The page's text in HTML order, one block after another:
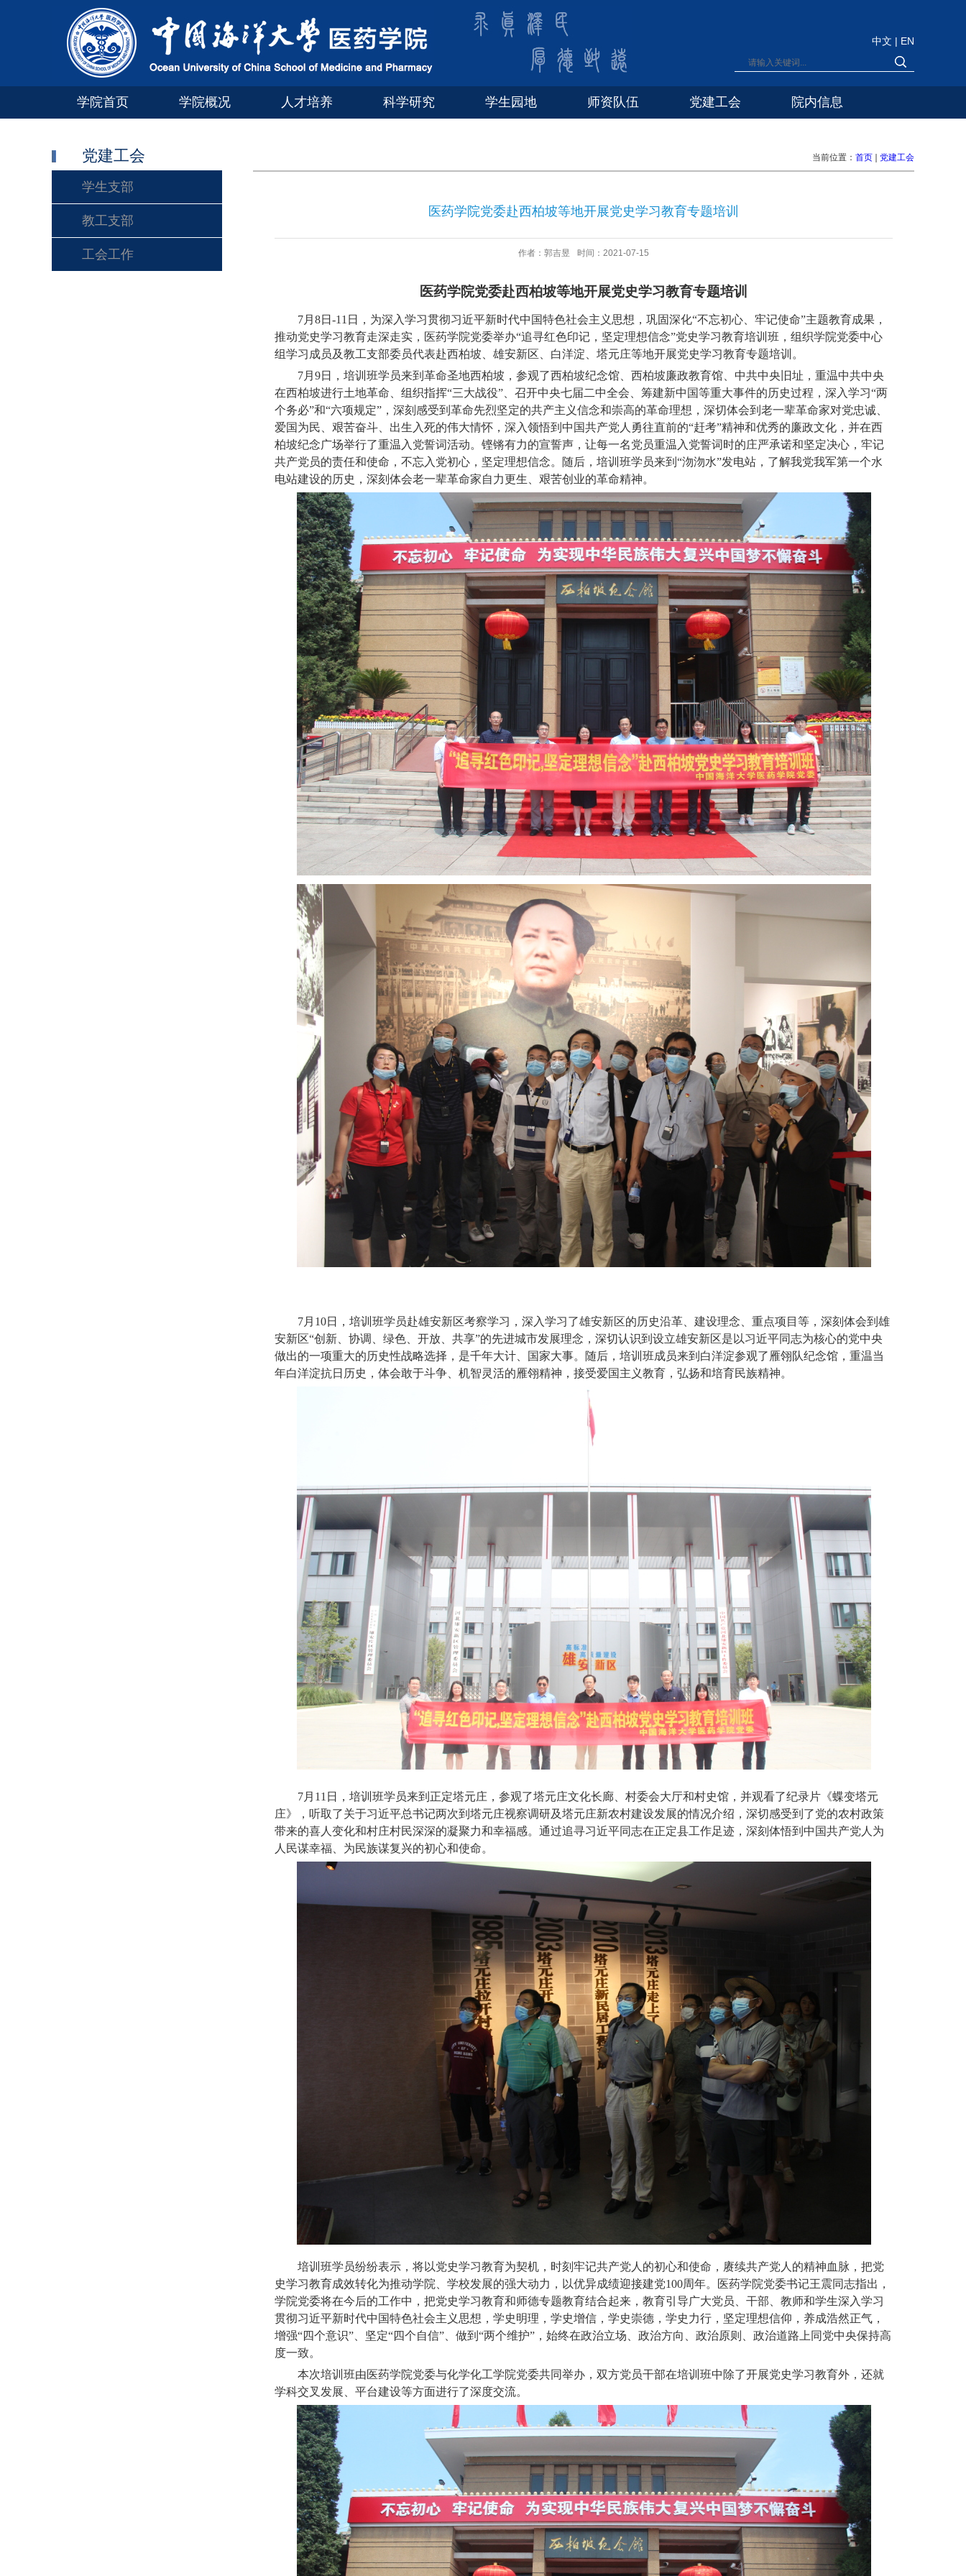
中文 | EN
学院首页 学院概况 人才培养 科学研究 学生园地 师资队伍 党建工会 院内信息
党建工会
学生支部
教工支部
工会工作
当前位置： 首页 党建工会
医药学院党委赴西柏坡等地开展党史学习教育专题培训
作者：郭吉昱 时间：2021-07-15
医药学院党委赴西柏坡等地开展党史学习教育专题培训
7月 8日 -11 日，为深入学习贯彻习近平新时代中国特色社会主义思想，巩固深化“不忘初心、牢记使命”主题教育成果，
推动党史学习教育走深走实，医药学院党委举办“追寻红色印记，坚定理想信念”党史学习教育培训班，组织学院党委中心
组学习成员及教工支部委员代表赴西柏坡、雄安新区、白洋淀、塔元庄等地开展党史学习教育专题培训。
7月 9日，培训班学员来到革命圣地西柏坡，参观了西柏坡纪念馆、西柏坡廉政教育馆、中共中央旧址，重温中共中央
在西柏坡进行土地革命、组织指挥“三大战役”、召开中央七届二中全会、筹建新中国等重大事件的历史过程，深入学习“两
个务必”和“六项规定”，深刻感受到革命先烈坚定的共产主义信念和崇高的革命理想，深切体会到老一辈革命家对党忠诚、
爱国为民、艰苦奋斗、出生入死的伟大情怀，深入领悟到中国共产党人勇往直前的“赶考”精神和优秀的廉政文化，并在西
柏坡纪念广场举行了重温入党誓词活动。铿锵有力的宣誓声，让每一名党员重温入党誓词时的庄严承诺和坚定决心，牢记
共产党员的责任和使命，不忘入党初心，坚定理想信念。随后，培训班学员来到“沕沕水”发电站，了解我党我军第一个水
电站建设的历史，深刻体会老一辈革命家自力更生、艰苦创业的革命精神。
7月 10日，培训班学员赴雄安新区考察学习，深入学习了雄安新区的历史沿革、建设理念、重点项目等，深刻体会到雄
安新区“创新、协调、绿色、开放、共享”的先进城市发展理念，深切认识到设立雄安新区是以习近平同志为核心的党中央
做出的一项重大的历史性战略选择，是千年大计、国家大事。随后，培训班成员来到白洋淀参观了雁翎队纪念馆，重温当
年白洋淀抗日历史，体会敢于斗争、机智灵活的雁翎精神，接受爱国主义教育，弘扬和培育民族精神。
7月 11 日，培训班学员来到正定塔元庄，参观了塔元庄文化长廊、村委会大厅和村史馆，并观看了纪录片《蝶变塔元
庄》，听取了关于习近平总书记两次到塔元庄视察调研及塔元庄新农村建设发展的情况介绍，深切感受到了党的农村政策
带来的喜人变化和村庄村民深深的凝聚力和幸福感。通过追寻习近平同志在正定县工作足迹，深刻体悟到中国共产党人为
人民谋幸福、为民族谋复兴的初心和使命。
培训班学员纷纷表示，将以党史学习教育为契机，时刻牢记共产党人的初心和使命，赓续共产党人的精神血脉，把党
史学习教育成效转化为推动学院、学校发展的强大动力，以优异成绩迎接建党100周年。医药学院党委书记王震同志指出，
学院党委将在今后的工作中，把党史学习教育和师德专题教育结合起来，教育引导广大党员、干部、教师和学生深入学习
贯彻习近平新时代中国特色社会主义思想，学史明理，学史增信，学史崇德，学史力行，坚定理想信仰，养成浩然正气，
增强“四个意识”、坚定“四个自信”、做到“两个维护”，始终在政治立场、政治方向、政治原则、政治道路上同党中央保持高
度一致。
本次培训班由医药学院党委与化学化工学院党委共同举办，双方党员干部在培训班中除了开展党史学习教育外，还就
学科交叉发展、平台建设等方面进行了深度交流。